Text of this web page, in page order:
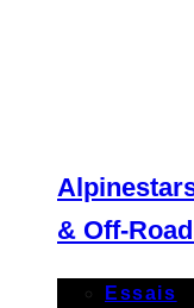
& Off-
Essais